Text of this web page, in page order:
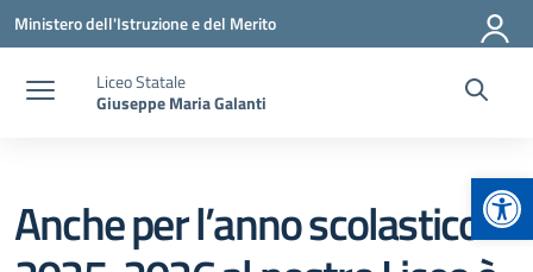
Vai ai contenuti
Vai al menu di navigazione
Vai al footer
Ministero dell'Istruzione e del Merito
Liceo Statale
Giuseppe Maria Galanti
Anche per l’anno scolastico